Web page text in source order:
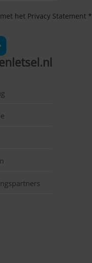
het Privacy Statement *